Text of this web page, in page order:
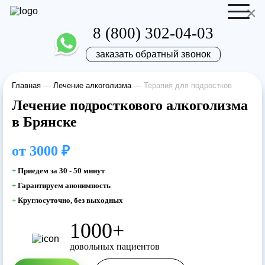
8 (800) 302-04-03
заказать обратный звонок
Главная — Лечение алкоголизма— Терапия для подростков
Лечение подросткового алкоголизма
в Брянске
от 3000 ₽
+ Приедем за 30 - 50 минут
+ Гарантируем анонимность
+ Круглосуточно, без выходных
1000+
довольных пациентов
Запись на приём
Ваше имя
Ваш телефон
Ваша заявка
отправлена
Наш врач свяжется с вами в самое
ближайшее время!
Отправить резюме
Ваше имя
Ваш телефон
×